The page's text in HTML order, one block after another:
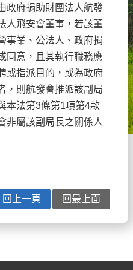
政府捐助財團法人航發
人飛安會董事，若該董
事業、公法人、政府捐
同意，且其執行職務應
或指派目的，或為政府
，則航發會推派該副局
本法第3條第1項第4款
非屬該副局長之關係人
回上一頁 回最上面